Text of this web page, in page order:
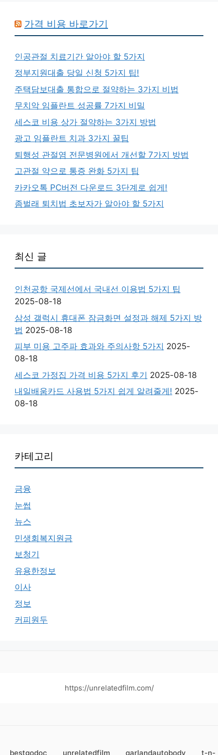
가격 비용 바로가기
인공관절 치료기간 알아야 할 5가지
정부지원대출 당일 신청 5가지 팁!
주택담보대출 통합으로 절약하는 3가지 비법
무치악 임플란트 성공률 7가지 비밀
세스코 비용 상가 절약하는 3가지 방법
광고 임플란트 치과 3가지 꿀팁
퇴행성 관절염 전문병원에서 개선할 7가지 방법
고관절 약으로 통증 완화 5가지 팁
카카오톡 PC버전 다운로드 3단계로 쉽게!
좀벌래 퇴치법 초보자가 알아야 할 5가지
최신 글
인천공항 국제선에서 국내선 이용법 5가지 팁
2025-08-18
삼성 갤럭시 휴대폰 잠금화면 설정과 해제 5가지 방
법 2025-08-18
피부 미용 고주파 효과와 주의사항 5가지 2025-
08-18
세스코 가정집 가격 비용 5가지 후기 2025-08-18
내일배움카드 사용법 5가지 쉽게 알려줄게! 2025-
08-18
카테고리
금융
눈썹
뉴스
민생회복지원금
보청기
유용한정보
이사
정보
커피원두
https://unrelatedfilm.com/
bestgodoc unrelatedfilm garlandautobody t-n-